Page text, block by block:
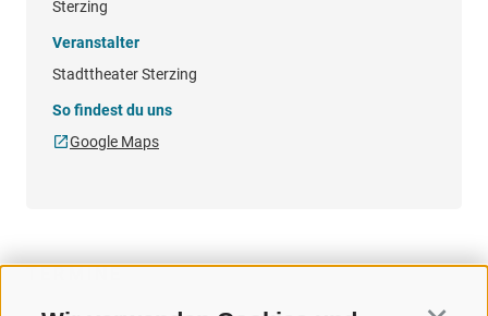
Sterzing
Veranstalter
Stadttheater Sterzing
So findest du uns
Google Maps